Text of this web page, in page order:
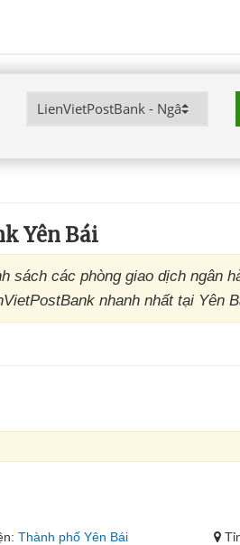
Yên Bái
sách các phòng giao dịch ngân
nhanh nhất tại Yên
Thành phố Yên Bái